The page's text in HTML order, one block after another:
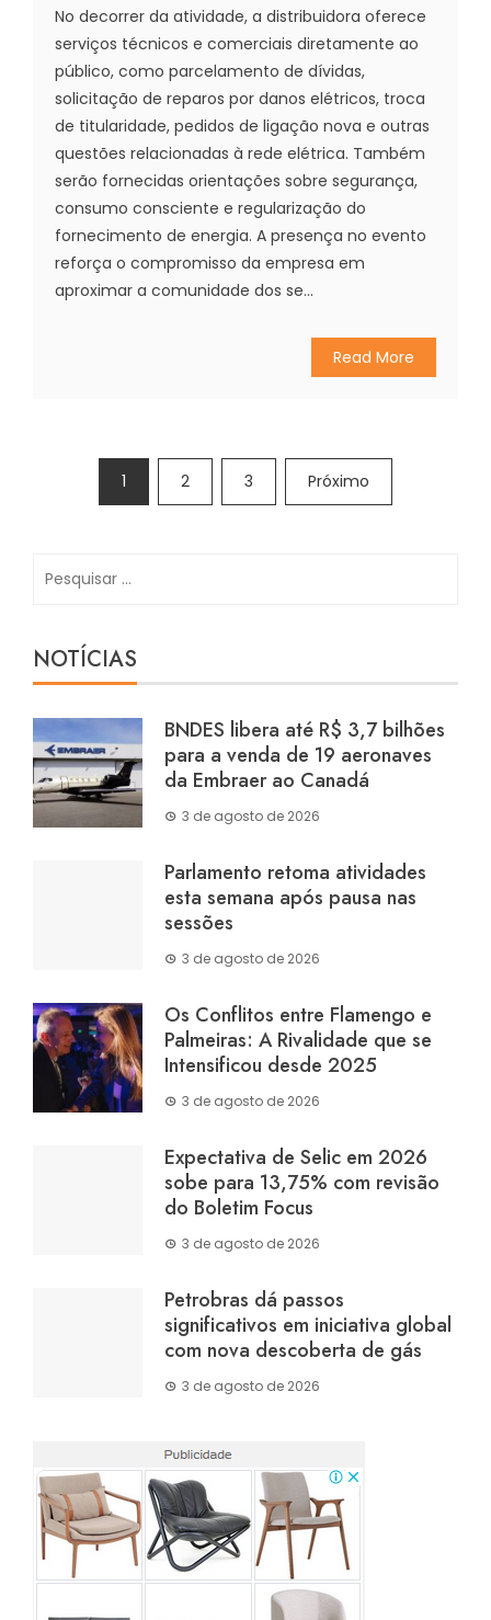
No decorrer da atividade, a distribuidora oferece
serviços técnicos e comerciais diretamente ao
público, como parcelamento de dívidas,
solicitação de reparos por danos elétricos, troca
de titularidade, pedidos de ligação nova e outras
questões relacionadas à rede elétrica. Também
serão fornecidas orientações sobre segurança,
consumo consciente e regularização do
fornecimento de energia. A presença no evento
reforça o compromisso da empresa em
aproximar a comunidade dos se...
Read More
Paginação
posts
1 2 3 Próximo
NOTÍCIAS
BNDES libera até R$ 3,7 bilhões
para a venda de 19 aeronaves
da Embraer ao Canadá
3 de agosto de 2026
Parlamento retoma atividades
esta semana após pausa nas
sessões
3 de agosto de 2026
Os Conflitos entre Flamengo e
Palmeiras: A Rivalidade que se
Intensificou desde 2025
3 de agosto de 2026
Expectativa de Selic em 2026
sobe para 13,75% com revisão
do Boletim Focus
3 de agosto de 2026
Petrobras dá passos
significativos em iniciativa global
com nova descoberta de gás
3 de agosto de 2026